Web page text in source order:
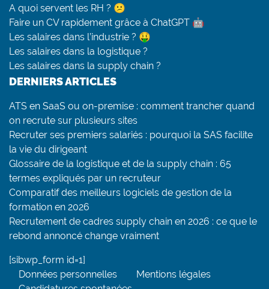
A quoi servent les RH ? 😕
Faire un CV rapidement grâce à ChatGPT 🤖
Les salaires dans l’industrie ? 🤑
Les salaires dans la logistique ?
Les salaires dans la supply chain ?
DERNIERS ARTICLES
ATS en SaaS ou on-premise : comment trancher quand
on recrute sur plusieurs sites
Recruter ses premiers salariés : pourquoi la SAS facilite
la vie du dirigeant
Glossaire de la logistique et de la supply chain : 65
termes expliqués par un recruteur
Comparatif des meilleurs logiciels de gestion de la
formation en 2026
Recrutement de cadres supply chain en 2026 : ce que le
rebond annoncé change vraiment
[sibwp_form id=1]
Données personnelles
Mentions légales